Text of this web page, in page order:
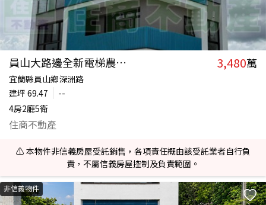
員山大路邊全新電梯農舍D033 3,480萬
宜蘭縣員山鄉深洲路
建坪 69.47
--
4房2廳5衛
住商不動產
⚠️ 本物件非信義房屋受託銷售，各項責任概由該受託業者自行負
責，不屬信義房屋控制及負責範圍。
非信義物件